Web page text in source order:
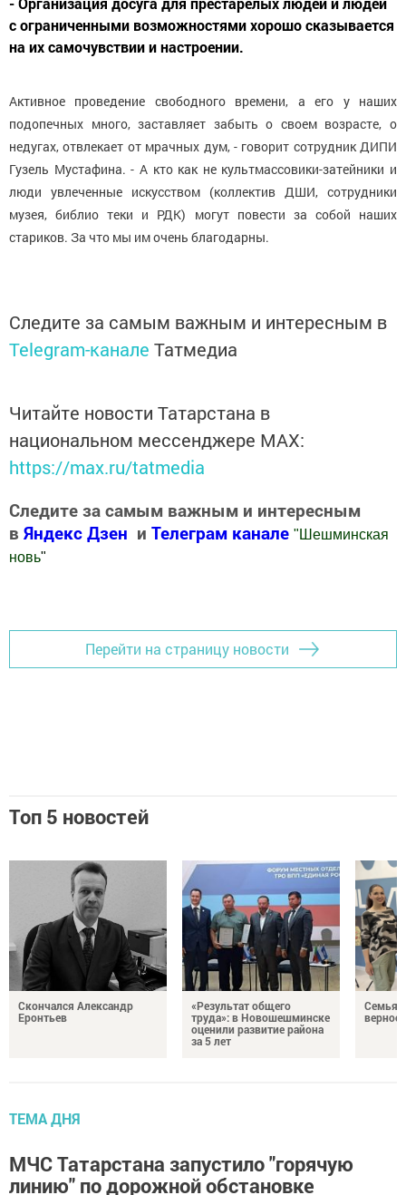
с ограниченными возможностями хорошо сказывается
на их самочувствии и настроении.
Активное проведение свободного времени, а его у наших
подопечных много, заставляет забыть о своем возрасте, о
недугах, отвлекает от мрачных дум, - говорит сотрудник ДИПИ
Гузель Мустафина. - А кто как не культмассовики-затейники и
люди увлеченные искусством (коллектив ДШИ, сотрудники
музея, библио теки и РДК) могут повести за собой наших
стариков. За что мы им очень благодарны.
Следите за самым важным и интересным в
Telegram-канале Татмедиа
Читайте новости Татарстана в
национальном мессенджере MАХ:
https://max.ru/tatmedia
Следите за самым важным и интересным
в Яндекс Дзен и Телеграм канале " Шешминская
новь"
Перейти на страницу новости
Топ 5 новостей
Скончался Александр
Еронтьев
«Результат общего
труда»: в Новошешминске
оценили развитие района
за 5 лет
Семья
ТЕМА ДНЯ
МЧС Татарстана запустило "горячую
линию" по дорожной обстановке